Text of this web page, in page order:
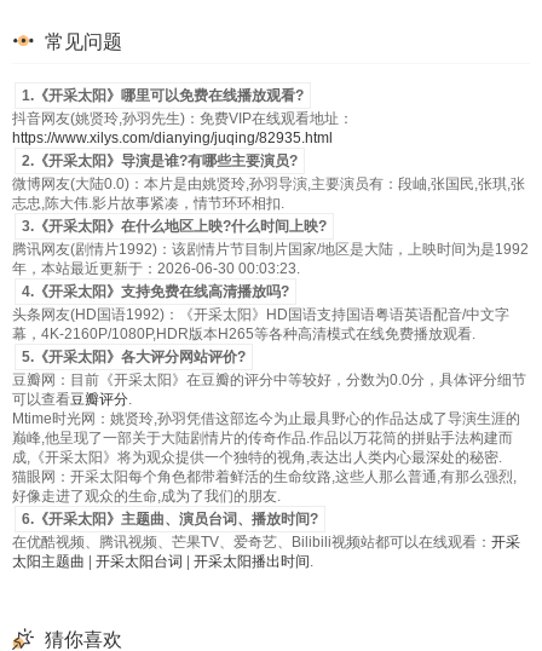
常见问题
1.《开采太阳》哪里可以免费在线播放观看?
抖音网友(姚贤玲,孙羽先生)：免费VIP在线观看地址：
https://www.xilys.com/dianying/juqing/82935.html
2.《开采太阳》导演是谁?有哪些主要演员?
微博网友(大陆0.0)：本片是由姚贤玲,孙羽导演,主要演员有：段岫,张国民,张琪,张
志忠,陈大伟.影片故事紧凑，情节环环相扣.
3.《开采太阳》在什么地区上映?什么时间上映?
腾讯网友(剧情片1992)：该剧情片节目制片国家/地区是大陆，上映时间为是1992
年，本站最近更新于：2026-06-30 00:03:23.
4.《开采太阳》支持免费在线高清播放吗?
头条网友(HD国语1992)：《开采太阳》HD国语支持国语粤语英语配音/中文字
幕，4K-2160P/1080P,HDR版本H265等各种高清模式在线免费播放观看.
5.《开采太阳》各大评分网站评价?
豆瓣网：目前《开采太阳》在豆瓣的评分中等较好，分数为0.0分，具体评分细节
可以查看豆瓣评分.
Mtime时光网：姚贤玲,孙羽凭借这部迄今为止最具野心的作品达成了导演生涯的
巅峰,他呈现了一部关于大陆剧情片的传奇作品.作品以万花筒的拼贴手法构建而
成,《开采太阳》将为观众提供一个独特的视角,表达出人类内心最深处的秘密.
猫眼网：开采太阳每个角色都带着鲜活的生命纹路,这些人那么普通,有那么强烈,
好像走进了观众的生命,成为了我们的朋友.
6.《开采太阳》主题曲、演员台词、播放时间?
在优酷视频、腾讯视频、芒果TV、爱奇艺、Bilibili视频站都可以在线观看： 开采
太阳主题曲
开采太阳台词 开采太阳播出时间 .
猜你喜欢